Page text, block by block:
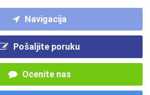
Navigacija
Pošaljite poruku
Ocenite nas